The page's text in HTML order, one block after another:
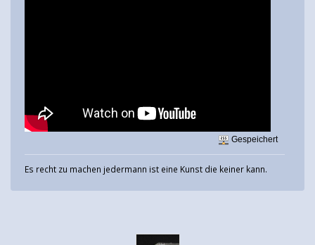
Gespeichert
Es recht zu machen jedermann ist eine Kunst die keiner kann.